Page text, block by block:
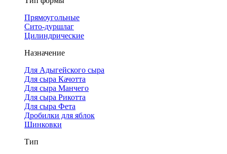
Прямоугольные
Сито-дуршлаг
Цилиндрические
Назначение
Для Адыгейского сыра
Для сыра Качотта
Для сыра Манчего
Для сыра Рикотта
Для сыра Фета
Дробилки для яблок
Шинковки
Тип